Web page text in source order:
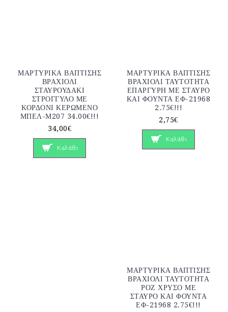
ΜΑΡΤΥΡΙΚΑ ΒΑΠΤΙΣΗΣ
ΒΡΑΧΙΟΛΙ
ΣΤΑΥΡΟΥΔΑΚΙ
ΣΤΡΟΓΓΥΛΟ ΜΕ
ΚΟΡΔΟΝΙ ΚΕΡΩΜΕΝΟ
ΜΠΕΛ-Μ207 34.00€!!!
34,00€
Καλάθι
ΜΑΡΤΥΡΙΚΑ ΒΑΠΤΙΣΗΣ
ΒΡΑΧΙΟΛΙ ΤΑΥΤΟΤΗΤΑ
ΕΠΑΡΓΥΡΗ ΜΕ ΣΤΑΥΡΟ
ΚΑΙ ΦΟΥΝΤΑ ΕΦ-21968
2.75€!!!
2,75€
Καλάθι
ΜΑΡΤΥΡΙΚΑ ΒΑΠΤΙΣΗΣ
ΒΡΑΧΙΟΛΙ ΤΑΥΤΟΤΗΤΑ
ΡΟΖ ΧΡΥΣΟ ΜΕ
ΣΤΑΥΡΟ ΚΑΙ ΦΟΥΝΤΑ
ΕΦ-21968 2.75€!!!